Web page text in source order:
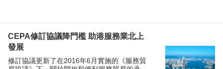
CEPA修訂協議降門檻 助港服務業北上
發展
修訂協議更新了在2016年6月實施的《服務貿